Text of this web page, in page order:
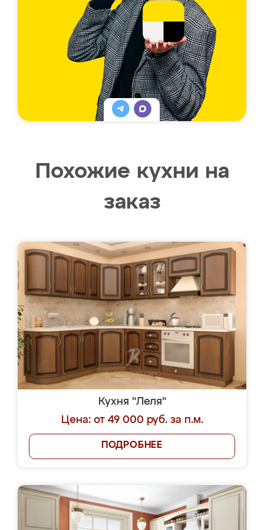
Похожие кухни на
заказ
Кухня "Леля"
Цена: от 49 000 руб. за п.м.
ПОДРОБНЕЕ